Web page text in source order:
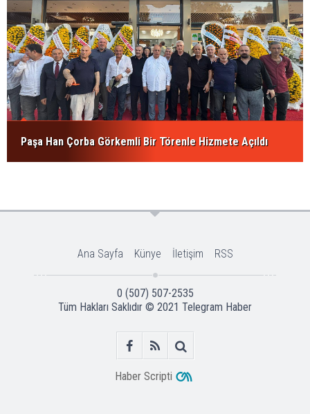
Paşa Han Çorba Görkemli Bir Törenle Hizmete Açıldı
Ana Sayfa Künye İletişim RSS
0 (507) 507-2535
Tüm Hakları Saklıdır © 2021 Telegram Haber
Haber Scripti